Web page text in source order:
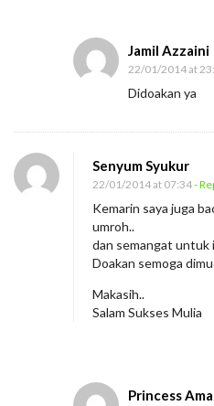
Jamil Azzaini
22/01/2014 at
Didoakan ya
Senyum Syukur
22/01/2014 at 07:34-
Kemarin saya juga
umroh..
dan semangat untuk
Doakan semoga
Makasih..
Salam Sukses Mulia
Princess